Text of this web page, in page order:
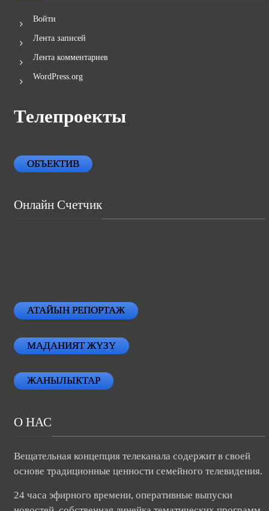
Войти
Лента записей
Лента комментариев
WordPress.org
Телепроекты
ОБЪЕКТИВ
Онлайн Счетчик
АТАЙЫН РЕПОРТАЖ
МАДАНИЯТ ЖҮЗҮ
ЖАНЫЛЫКТАР
О НАС
Вещательная концепция телеканала содержит в своей
основе традиционные ценности семейного телевидения.
24 часа эфирного времени, оперативные выпуски